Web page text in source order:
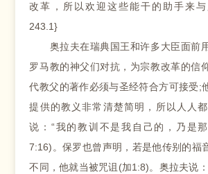
改革，所以欢迎这些能干的助手来
243.1}
奥拉夫在瑞典国王和许多大臣面前
罗马教的神父们对抗，为宗教改革的信
代教父的著作必须与圣经符合方可接受;
提供的教义非常清楚简明，所以人人
说：“我的教训不是我自己的，乃是
7:16)。保罗也曾声明，若是他传别的福
不同，他就当被咒诅(加1:8)。奥拉夫说